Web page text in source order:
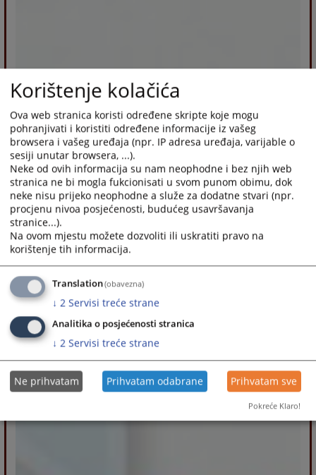
Korištenje kolačića
Ova web stranica koristi određene skripte koje mogu
pohranjivati i koristiti određene informacije iz vašeg
browsera i vašeg uređaja (npr. IP adresa uređaja, varijable o
sesiji unutar browsera, ...).
Neke od ovih informacija su nam neophodne i bez njih web
stranica ne bi mogla fukcionisati u svom punom obimu, dok
neke nisu prijeko neophodne a služe za dodatne stvari (npr.
procjenu nivoa posjećenosti, budućeg usavršavanja
stranice...).
Na ovom mjestu možete dozvoliti ili uskratiti pravo na
korištenje tih informacija.
Translation(obavezna)
↓ 2 Servisi treće strane
Analitika o posjećenosti stranica
↓ 2 Servisi treće strane
Ne prihvatam Prihvatam odabrane Prihvatam sve
Pokreće Klaro!